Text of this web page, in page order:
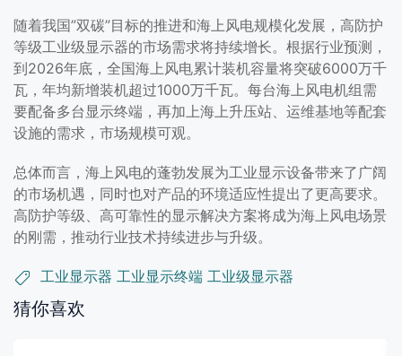
随着我国”双碳”目标的推进和海上风电规模化发展，高防护
等级工业级显示器的市场需求将持续增长。根据行业预测，
到2026年底，全国海上风电累计装机容量将突破6000万千
瓦，年均新增装机超过1000万千瓦。每台海上风电机组需
要配备多台显示终端，再加上海上升压站、运维基地等配套
设施的需求，市场规模可观。
总体而言，海上风电的蓬勃发展为工业显示设备带来了广阔
的市场机遇，同时也对产品的环境适应性提出了更高要求。
高防护等级、高可靠性的显示解决方案将成为海上风电场景
的刚需，推动行业技术持续进步与升级。
工业显示器 工业显示终端 工业级显示器
猜你喜欢